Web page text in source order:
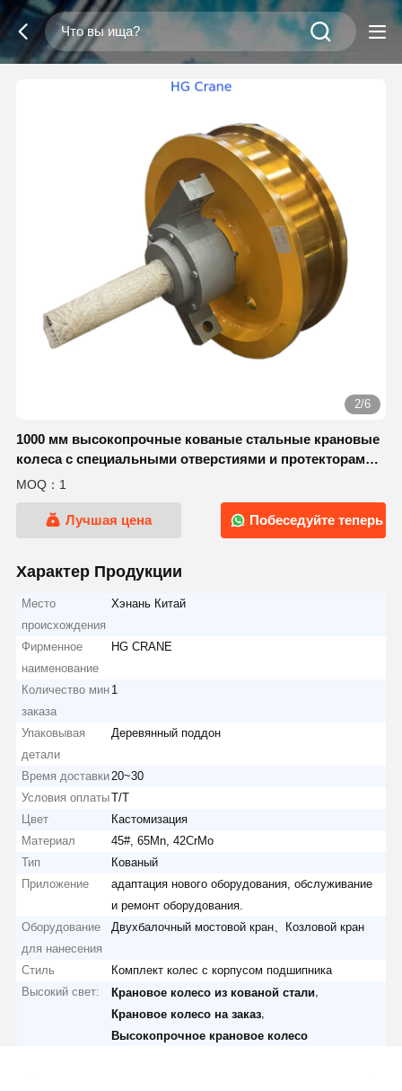
3/6
1000 мм высокопрочные кованые стальные крановые
колеса с специальными отверстиями и протекторами
для воздушных кранов
MOQ：1
Лучшая цена Побеседуйте теперь
Характер Продукции
Место
происхождения
Хэнань Китай
Фирменное
наименование
HG CRANE
Количество мин
заказа
1
Упаковывая
детали
Деревянный поддон
Время доставки 20~30
Условия оплатыТ/Т
Цвет
Кастомизация
Материал
45#, 65Mn, 42CrMo
Тип
Кованый
Приложение
адаптация нового оборудования, обслуживание
и ремонт оборудования.
Оборудование
для нанесения
Двухбалочный мостовой кран、Козловой кран
Стиль
Комплект колес с корпусом подшипника
Высокий свет:
Крановое колесо из кованой стали
Крановое колесо на заказ
Высокопрочное крановое колесо